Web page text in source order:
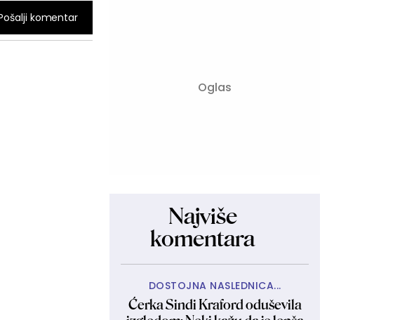
komentar
Najviše
komentara
DOSTOJNA NASLEDNICA...
Ćerka Sindi Kraford oduševila